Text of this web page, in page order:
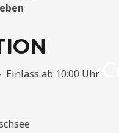
Einlass ab 10:00 Uhr